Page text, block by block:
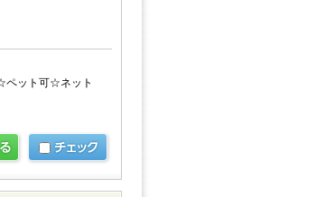
ペット可☆ネット